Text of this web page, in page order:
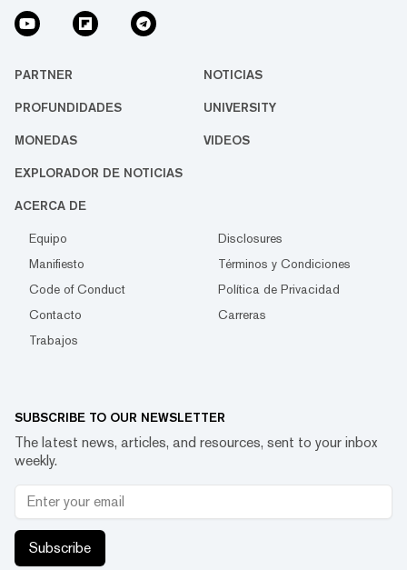
PARTNER NOTICIAS
PROFUNDIDADES UNIVERSITY
MONEDAS VIDEOS
EXPLORADOR DE NOTICIAS
ACERCA DE
Equipo
Disclosures
Manifiesto
Términos y Condiciones
Code of Conduct
Política de Privacidad
Contacto
Carreras
Trabajos
SUBSCRIBE TO OUR NEWSLETTER
The latest news, articles, and resources, sent to your inbox
weekly.
Subscribe